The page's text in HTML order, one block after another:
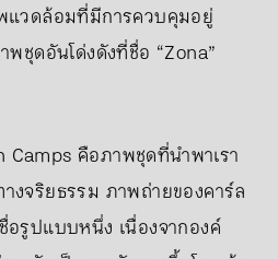
แวดล้อมที่มีการควบคุมอยู่
พชุดอันโด่งดังที่ชื่อ “Zona”
คือภาพชุดที่นำพาเรา
งจริยธรรม ภาพถ่ายของคาร์ล
อรูปแบบหนึ่ง เนื่องจากองค์